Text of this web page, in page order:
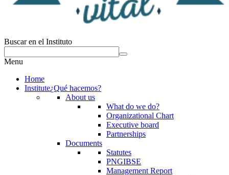
Buscar en el Instituto
Menu
Home
Institute¿Qué hacemos?
About us
What do we do?
Organizational Chart
Executive board
Partnerships
Documents
Statutes
PNGIBSE
Management Report